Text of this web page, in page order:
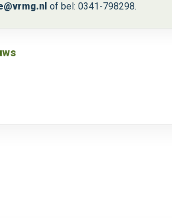
of bel: 0341-798298.